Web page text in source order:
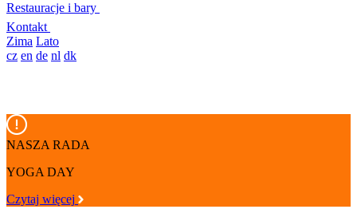
Restauracje i bary
Kontakt
Zima Lato
cz en de nl dk
NASZA RADA
YOGA DAY
Czytaj więcej